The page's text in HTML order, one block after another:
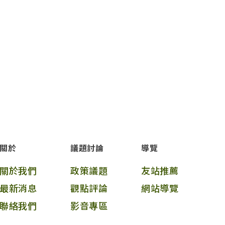
關於
關於我們
最新消息
聯絡我們
議題討論
政策議題
觀點評論
影音專區
導覽
友站推薦
網站導覽